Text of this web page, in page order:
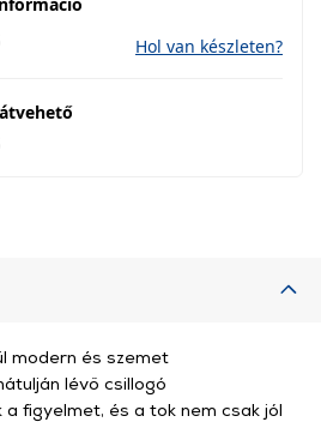
Hol van készleten?
modern és szemet
lévő csillogó
figyelmet, és a tok nem csak jól